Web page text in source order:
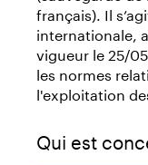
français). Il
internationale,
vigueur le 25/
les normes
l'exploitation
Qui est